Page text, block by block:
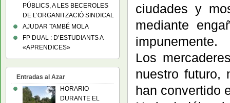
ciudades y
mediante
impunemente.
Los
nuestro futuro,
han convertido
PÚBLICS, A LES BECEROLES
DE L’ORGANITZACIÓ SINDICAL
AJUDAR TAMBÉ MOLA
FP DUAL : D’ESTUDIANTS A
«APRENDICES»
Entradas al Azar
HORARIO
DURANTE EL